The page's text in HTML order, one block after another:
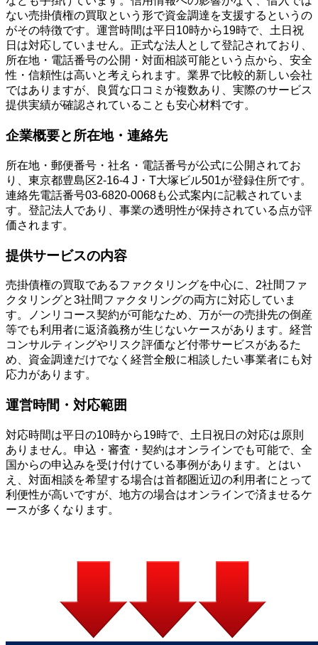
ない売掛債権の買取という形で資金調達を支援するというの
がその特徴です。運営時間は平日10時から19時で、土日祝
日は対応していません。正式な法人として登記されており、
所在地・電話番号の公開・対面相談可能という点から、安全
性・信頼性は高いと考えられます。業界で比較的新しい会社
ではありますが、良質な口コミが複数あり、実際のサービス
提供実績が確認されていることも安心材料です。
企業概要と所在地・連絡先
所在地・郵便番号・社名・電話番号が公式に公開されてお
り、東京都豊島区2-16-4 J・T大塚ビル501が登録住所です。
連絡先電話番号03-6820-0068も公式案内に記載されていま
す。登記法人であり、事業の透明性が保持されている点が評
価されます。
提供サービスの内容
売掛債権の買取であるファクタリングを中心に、2社間ファ
クタリングと3社間ファクタリングの両方に対応していま
す。ノンリコース契約が可能なため、万が一の売掛先の倒産
等でも利用者に返済義務が生じないケースがあります。経営
コンサルティングやリスク評価など付帯サービスがあるた
め、資金調達だけでなく経営全般に相談したい事業者にも対
応力があります。
運営時間・対応範囲
対応時間は平日の10時から19時で、土日祝日の対応は原則
ありません。申込・審査・契約はオンラインでも可能で、全
国からの申込みを受け付けている事例があります。とはい
え、対面相談を希望する場合は首都圏近辺の利用者にとって
利便性が高いですが、地方の場合はオンラインで済ませるケ
ースが多くなります。